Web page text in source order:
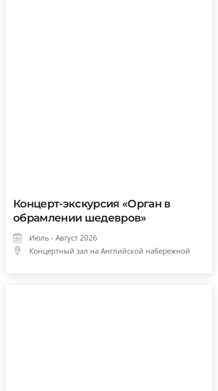
Концерт-экскурсия «Орган в
обрамлении шедевров»
Июль - Август 2026
Концертный зал на Английской набережной